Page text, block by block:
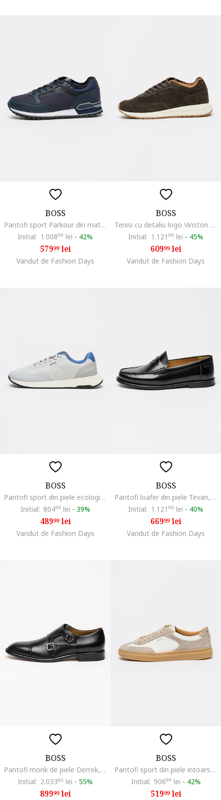
BOSS
Pantofi sport Parkour din material sintetic cu insertii din material textil, Albastru ultramarin
Initial: 1.00899 lei - 42%
57999lei
Vandut de Fashion Days
BOSS
Tenisi cu detaliu logo Vinston Runn, Maro inchis
Initial: 1.121 99 lei - 45%
60999lei
Vandut de Fashion Days
BOSS
Pantofi sport din piele ecologica cu garnituri din material textil Titanium Runn, Gri deschis/Albastru deschis
Initial: 80499 lei - 39%
48999lei
Vandut de Fashion Days
BOSS
Pantofi loafer din piele Tevan, Negru
Initial: 1.121 99 lei - 40%
66999lei
Vandut de Fashion Days
BOSS
Pantofi monk de piele Derrek, Negru
Initial: 2.03360 lei - 55%
89999lei
BOSS
Pantofi sport din piele intoarsa cu garnituri din material textil Kieran, Maro taupe deschis/Alb optic
Initial: 90699 lei - 42%
51999lei